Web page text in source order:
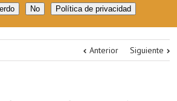
Anterior Siguiente
No Política de privacidad